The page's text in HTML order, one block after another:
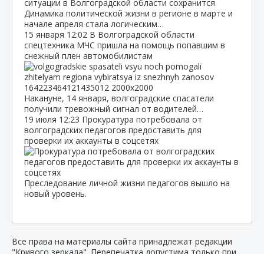
Динамика политической жизни в регионе в марте и
начале апреля стала логическим…
15 января 12:02 В Волгоградской области
спецтехника МЧС пришла на помощь попавшим в
снежный плен автомобилистам
Накануне, 14 января, волгоградские спасатели
получили тревожный сигнал от водителей…
19 июля 12:23 Прокуратура потребовала от
волгоградских педагогов предоставить для
проверки их аккаунты в соцсетях
Преследование личной жизни педагогов вышло на
новый уровень.
Все права на материалы сайта принадлежат редакции